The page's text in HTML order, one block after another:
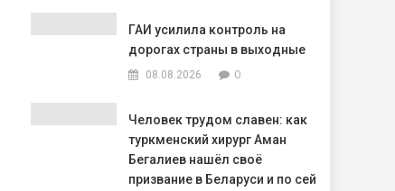
ГАИ усилила контроль на
дорогах страны в выходные
08.08.2026 0
Человек трудом славен: как
туркменский хирург Аман
Бегалиев нашёл своё
призвание в Беларуси и по сей